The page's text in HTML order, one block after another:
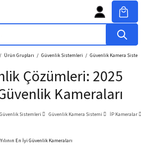
Ürün Grupları Güvenlik Sistemleri Güvenlik Kamera
Çözümleri: 2025
Güvenlik Kameraları
Güvenlik Sistemleri Güvenlik Kamera Sistemi
İP Kameralar